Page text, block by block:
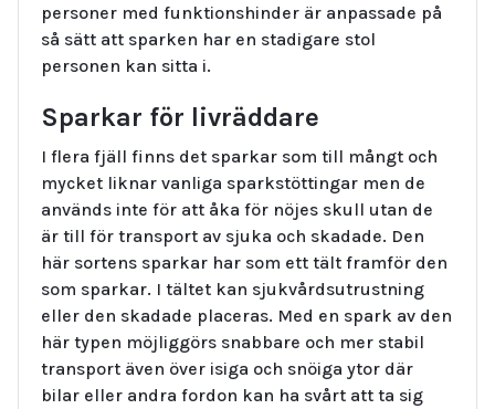
personer med funktionshinder är anpassade på
så sätt att sparken har en stadigare stol
personen kan sitta i.
Sparkar för livräddare
I flera fjäll finns det sparkar som till mångt och
mycket liknar vanliga sparkstöttingar men de
används inte för att åka för nöjes skull utan de
är till för transport av sjuka och skadade. Den
här sortens sparkar har som ett tält framför den
som sparkar. I tältet kan sjukvårdsutrustning
eller den skadade placeras. Med en spark av den
här typen möjliggörs snabbare och mer stabil
transport även över isiga och snöiga ytor där
bilar eller andra fordon kan ha svårt att ta sig